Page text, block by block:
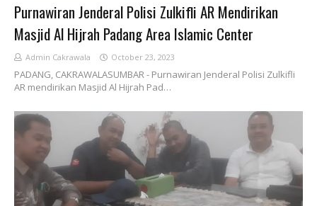
Purnawiran Jenderal Polisi Zulkifli AR Mendirikan
Masjid Al Hijrah Padang Area Islamic Center
Admin Cakrawala October 23, 2023
PADANG, CAKRAWALASUMBAR - Purnawiran Jenderal Polisi Zulkifli
AR mendirikan Masjid Al Hijrah Pad…